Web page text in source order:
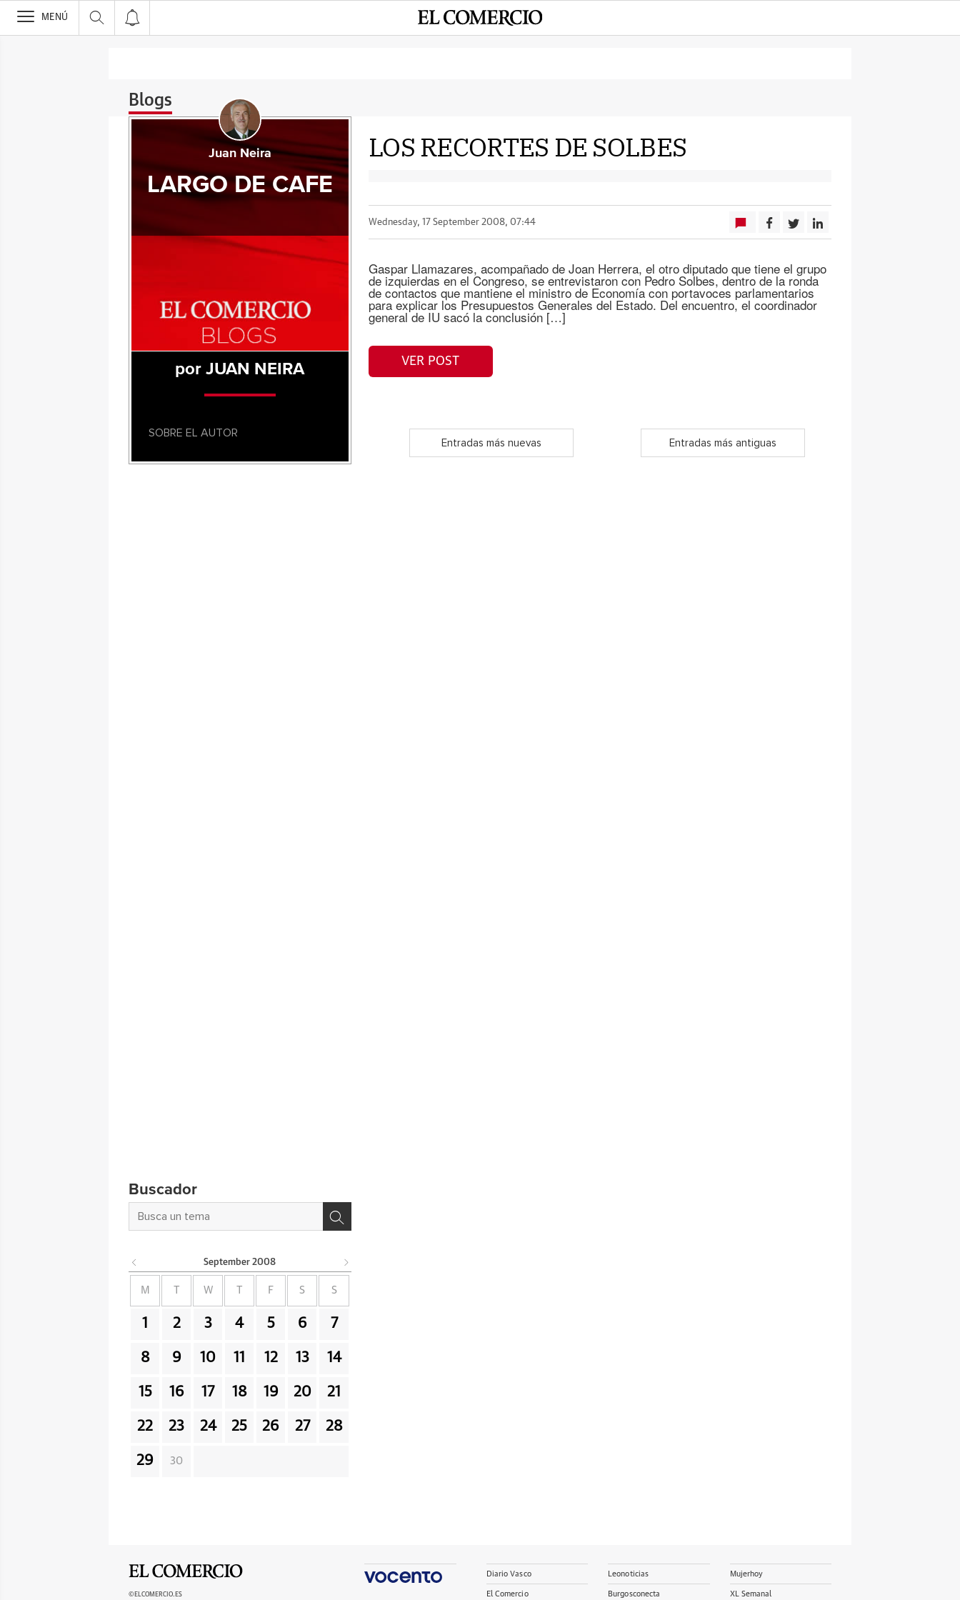
>
MENÚ
Blogs
LOS RECORTES DE SOLBES
Wednesday, 17 September 2008, 07:44
Gaspar Llamazares, acompañado de Joan Herrera, el otro diputado que tiene el grupo
de izquierdas en el Congreso, se entrevistaron con Pedro Solbes, dentro de la ronda
de contactos que mantiene el ministro de Economía con portavoces parlamentarios
para explicar los Presupuestos Generales del Estado. Del encuentro, el coordinador
general de IU sacó la conclusión […]
VER POST
Entradas más nuevas Entradas más antiguas
Juan Neira
LARGO DE CAFE
por JUAN NEIRA
SOBRE EL AUTOR
Buscador
September 2008
M W F S S
1 2 3 4 5 6 7
8 9 10 11 12 13 14
15 16 17 18 19 20 21
22 23 24 25 26 27 28
29 30
©ELCOMERCIO.ES
Diario Vasco
El Comercio
Leonoticias
Burgosconecta
Mujerhoy
XL Semanal